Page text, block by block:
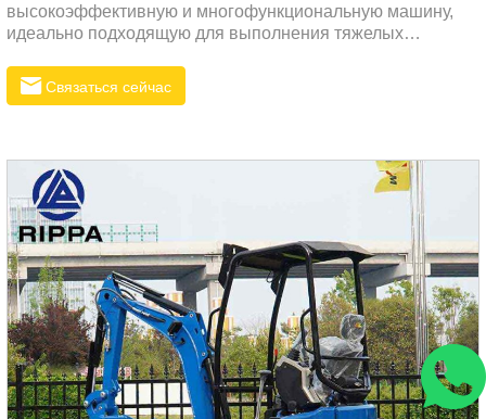
высокоэффективную и многофункциональную машину,
идеально подходящую для выполнения тяжелых
надёжная техника, оснащенная передовыми
технологиями, что делает её незаменимой в сложных
Связаться сейчас